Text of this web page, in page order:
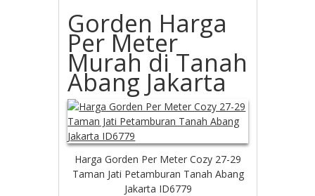
Gorden Harga
Per Meter
Murah di Tanah
Abang Jakarta
Harga Gorden Per Meter Cozy 27-29
Taman Jati Petamburan Tanah Abang
Jakarta ID6779